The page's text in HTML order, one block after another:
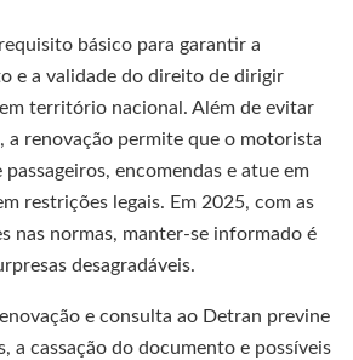
básico para garantir a
e a validade do direito de dirigir
território nacional. Além de evitar
a renovação permite que o motorista
encomendas e atue em
restrições legais. Em 2025, com as
nas normas, manter-se informado é
desagradáveis.
e consulta ao Detran previne
a cassação do documento e possíveis